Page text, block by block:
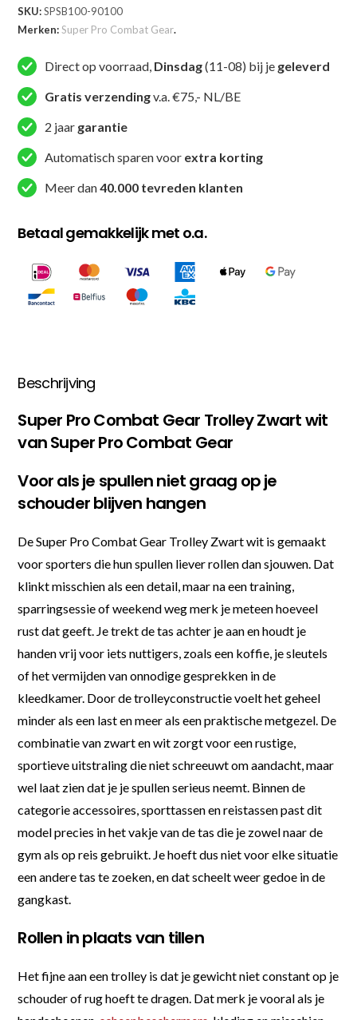
SKU:SPSB100-90100
Merken:Super Pro Combat Gear.
Direct op voorraad, Dinsdag(11-08) bij je geleverd
Gratis verzendingv.a. €75,- NL/BE
2 jaar garantie
Automatisch sparen voor extra korting
Meer dan40.000 tevreden klanten
Betaal gemakkelijk met o.a.
Beschrijving
Super Pro Combat Gear Trolley Zwart wit
van Super Pro Combat Gear
Voor als je spullen niet graag op je
schouder blijven hangen
De Super Pro Combat Gear Trolley Zwart wit is gemaakt
voor sporters die hun spullen liever rollen dan sjouwen. Dat
klinkt misschien als een detail, maar na een training,
sparringsessie of weekend weg merk je meteen hoeveel
rust dat geeft. Je trekt de tas achter je aan en houdt je
handen vrij voor iets nuttigers, zoals een koffie, je sleutels
of het vermijden van onnodige gesprekken in de
kleedkamer. Door de trolleyconstructie voelt het geheel
minder als een last en meer als een praktische metgezel. De
combinatie van zwart en wit zorgt voor een rustige,
sportieve uitstraling die niet schreeuwt om aandacht, maar
wel laat zien dat je je spullen serieus neemt. Binnen de
categorie accessoires, sporttassen en reistassen past dit
model precies in het vakje van de tas die je zowel naar de
gym als op reis gebruikt. Je hoeft dus niet voor elke situatie
een andere tas te zoeken, en dat scheelt weer gedoe in de
gangkast.
Rollen in plaats van tillen
Het fijne aan een trolley is dat je gewicht niet constant op je
schouder of rug hoeft te dragen. Dat merk je vooral als je